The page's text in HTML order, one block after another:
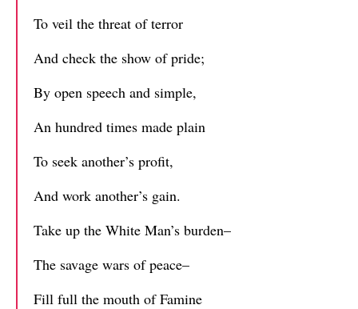
To veil the threat of terror
And check the show of pride;
By open speech and simple,
An hundred times made plain
To seek another’s profit,
And work another’s gain.
Take up the White Man’s burden–
The savage wars of peace–
Fill full the mouth of Famine